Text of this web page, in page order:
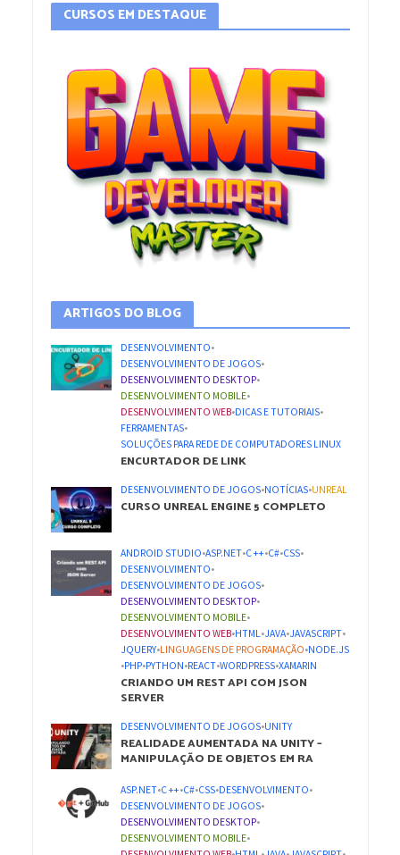
CURSOS EM DESTAQUE
ARTIGOS DO BLOG
DESENVOLVIMENTO•
DESENVOLVIMENTO DE JOGOS•
DESENVOLVIMENTO DESKTOP•
DESENVOLVIMENTO MOBILE•
DESENVOLVIMENTO WEB•DICAS E TUTORIAIS•
FERRAMENTAS•
SOLUÇÕES PARA REDE DE COMPUTADORES LINUX
ENCURTADOR DE LINK
DESENVOLVIMENTO DE JOGOS•NOTÍCIAS•UNREAL
CURSO UNREAL ENGINE 5 COMPLETO
ANDROID STUDIO•ASP.NET•C ++•C#•CSS•
DESENVOLVIMENTO•
DESENVOLVIMENTO DE JOGOS•
DESENVOLVIMENTO DESKTOP•
DESENVOLVIMENTO MOBILE•
DESENVOLVIMENTO WEB•HTML•JAVA•JAVASCRIPT•
JQUERY•LINGUAGENS DE PROGRAMAÇÃO•NODE.JS
•PHP•PYTHON•REACT•WORDPRESS•XAMARIN
CRIANDO UM REST API COM JSON
SERVER
DESENVOLVIMENTO DE JOGOS•UNITY
REALIDADE AUMENTADA NA UNITY –
MANIPULAÇÃO DE OBJETOS EM RA
ASP.NET•C ++•C#•CSS•DESENVOLVIMENTO•
DESENVOLVIMENTO DE JOGOS•
DESENVOLVIMENTO DESKTOP•
DESENVOLVIMENTO MOBILE•